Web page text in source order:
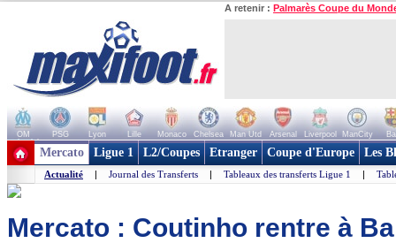
A retenir : Palmarès Coupe du
OM PSG Lyon Lille Monaco Chelsea Man Utd Arsenal Liverpool ManCity
+ de clubs
Mercato Ligue 1 L2/Coupes Etranger Coupe d'Europe Les
Actualité | Journal des Transferts | Tableaux des transferts Ligue 1 |
Mercato : Coutinho rentre à